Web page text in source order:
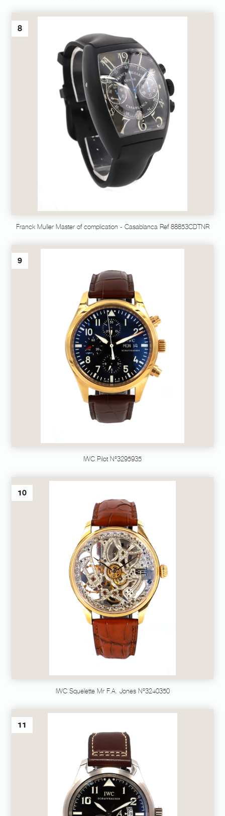
8
Franck Muller Master of complication - Casablanca Ref 88853CDTNR
9
IWC Pilot N°3295935
10
IWC Squelette Mr F.A. Jones N°3240350
11